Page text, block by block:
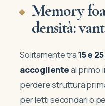
Memory
densità:
Solitamente tra15 e
accoglienteal primo
perdere struttura
per letti secondari o